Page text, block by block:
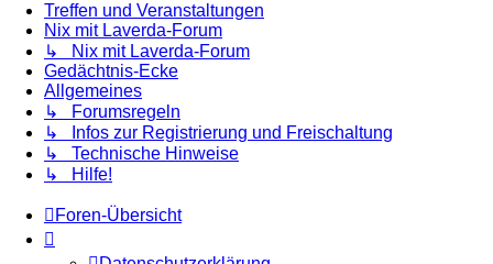
Treffen und Veranstaltungen
Nix mit Laverda-Forum
↳ Nix mit Laverda-Forum
Gedächtnis-Ecke
Allgemeines
↳ Forumsregeln
↳ Infos zur Registrierung und Freischaltung
↳ Technische Hinweise
↳ Hilfe!
Foren-Übersicht